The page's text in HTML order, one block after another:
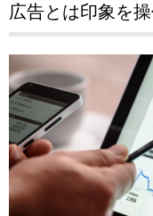
広告とは印象を